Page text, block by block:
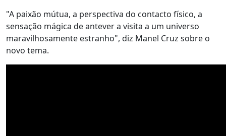
"A paixão mútua, a perspectiva do contacto físico, a
sensação mágica de antever a visita a um universo
maravilhosamente estranho", diz Manel Cruz sobre o
novo tema.